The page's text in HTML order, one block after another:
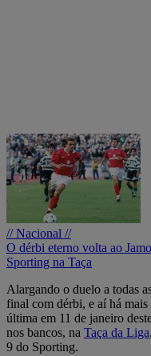
// Nacional //
O dérbi eterno volta ao
Sporting na Taça
Alargando o duelo a todas
final com dérbi, e aí há
última em 11 de janeiro
nos bancos, na Taça da Liga
9 do Sporting.